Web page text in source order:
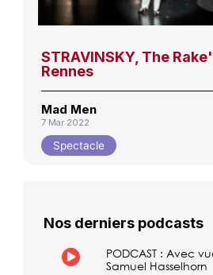
STRAVINSKY, The
Rennes
Mad Men
7 Mar 2022
Spectacle
Nos derniers podcasts
PODCAST : Avec
Samuel Hasselhorn